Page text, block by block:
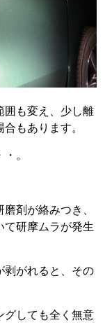
囲も変え、少し離
もあります。
。
剤が絡みつき、
て研摩ムラが発生
剥がれると、その
グしても全く無意